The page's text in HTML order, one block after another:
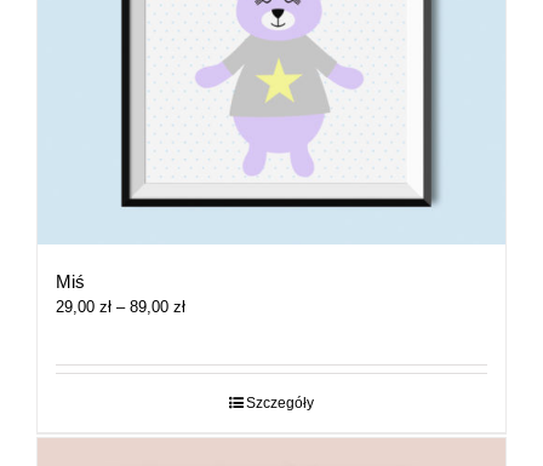
Miś
29,00 zł – 89,00 złZakres
29,00 zł
Szczegóły